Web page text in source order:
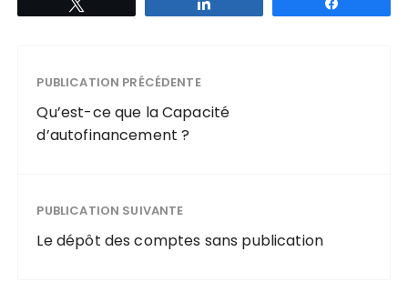
PUBLICATION PRÉCÉDENTE
Qu’est-ce que la Capacité
d’autofinancement ?
PUBLICATION SUIVANTE
Le dépôt des comptes sans publication